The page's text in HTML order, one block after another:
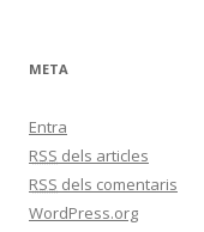
META
Entra
RSS dels articles
RSS dels comentaris
WordPress.org